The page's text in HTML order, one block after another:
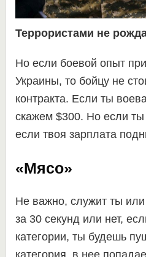
Террористами не
Но если боевой опыт
Украины, то бойцу не
контракта. Если ты
скажем $300. Но если
если твоя зарплата
«Мясо»
Не важно, служит ты
за 30 секунд или нет,
категории, ты будешь
категория, в нее